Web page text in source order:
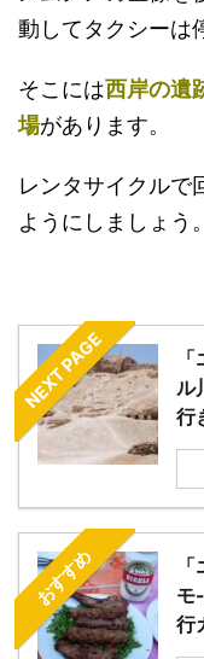
動してタクシーは
そこには西岸の遺
場があります。
レンタサイクルで
ようにしましょう。
NEXT PAGE
ル
行
おすすめ
モ
行